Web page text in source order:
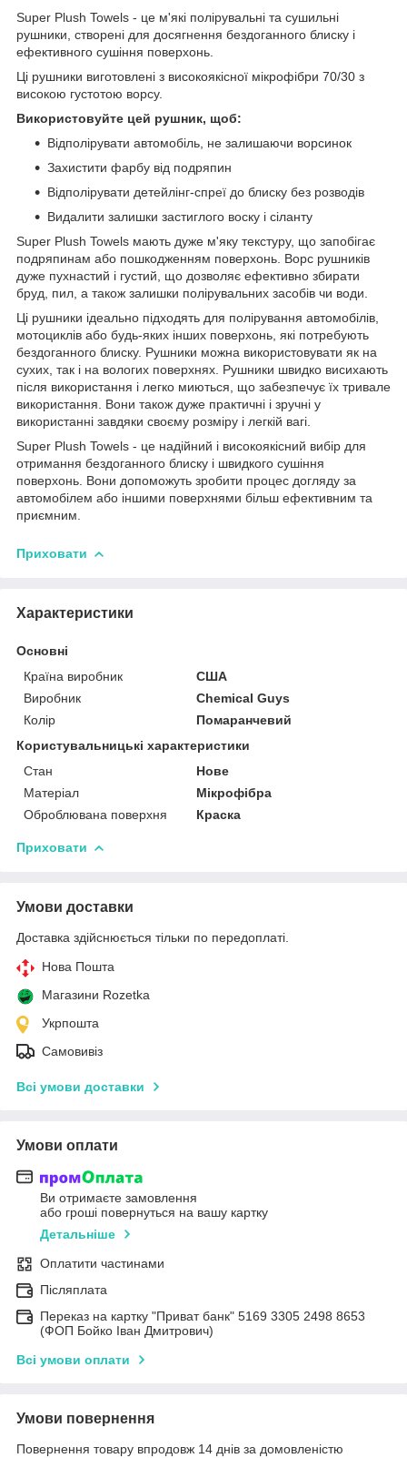
Super Plush Towels - це м'які полірувальні та сушильні
рушники, створені для досягнення бездоганного блиску і
ефективного сушіння поверхонь.
Ці рушники виготовлені з високоякісної мікрофібри 70/30 з
високою густотою ворсу.
Використовуйте цей рушник, щоб:
Відполірувати автомобіль, не залишаючи ворсинок
Захистити фарбу від подряпин
Відполірувати детейлінг-спреї до блиску без розводів
Видалити залишки застиглого воску і сіланту
Super Plush Towels мають дуже м'яку текстуру, що запобігає
подряпинам або пошкодженням поверхонь. Ворс рушників
дуже пухнастий і густий, що дозволяє ефективно збирати
бруд, пил, а також залишки полірувальних засобів чи води.
Ці рушники ідеально підходять для полірування автомобілів,
мотоциклів або будь-яких інших поверхонь, які потребують
бездоганного блиску. Рушники можна використовувати як на
сухих, так і на вологих поверхнях. Рушники швидко висихають
після використання і легко миються, що забезпечує їх тривале
використання. Вони також дуже практичні і зручні у
використанні завдяки своєму розміру і легкій вагі.
Super Plush Towels - це надійний і високоякісний вибір для
отримання бездоганного блиску і швидкого сушіння
поверхонь. Вони допоможуть зробити процес догляду за
автомобілем або іншими поверхнями більш ефективним та
приємним.
Приховати
Характеристики
Основні
Країна виробник
США
Виробник
Chemical Guys
Колір
Помаранчевий
Користувальницькі характеристики
Стан
Нове
Матеріал
Мікрофібра
Оброблювана поверхня
Краска
Приховати
Умови доставки
Доставка здійснюється тільки по передоплаті.
Нова Пошта
Магазини Rozetka
Укрпошта
Самовивіз
Всі умови доставки
Умови оплати
Ви отримаєте замовлення
або гроші повернуться на вашу картку
Детальніше
Оплатити частинами
Післяплата
Переказ на картку "Приват банк" 5169 3305 2498 8653
(ФОП Бойко Іван Дмитрович)
Всі умови оплати
Умови повернення
Повернення товару впродовж 14 днів за домовленістю